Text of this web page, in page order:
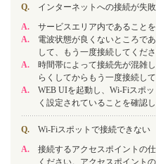
Q.
インターネットへの接続が失
A.
サービスエリア内であること
A.
電波状態が良くないところで
して、もう一度接続してくださ
A.
時間帯によって接続先が混雑
らくしてからもう一度接続して
A.
WEB UIを起動し、Wi-Fiスポ
く設定されていることを確認し
Q.
Wi-Fiスポットで接続できない
A.
接続するアクセスポイントの